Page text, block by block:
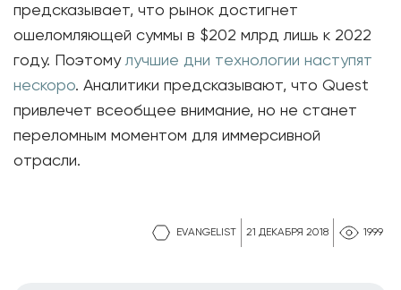
EVANGELIST 21 ДЕКАБРЯ 2018 1999
предсказывает, что рынок достигнет
ошеломляющей суммы в $202 млрд лишь к 2022
году. Поэтомулучшие дни технологии наступят
нескоро. Аналитики предсказывают, что Quest
привлечет всеобщее внимание, но не станет
переломным моментом для иммерсивной
отрасли.